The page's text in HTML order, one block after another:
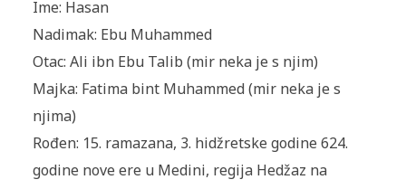
Ime: Hasan
Nadimak: Ebu Muhammed
Otac: Ali ibn Ebu Talib (mir neka je s njim)
Majka: Fatima bint Muhammed (mir neka je s
njima)
Rođen: 15. ramazana, 3. hidžretske godine 624.
godine nove ere u Medini, regija Hedžaz na